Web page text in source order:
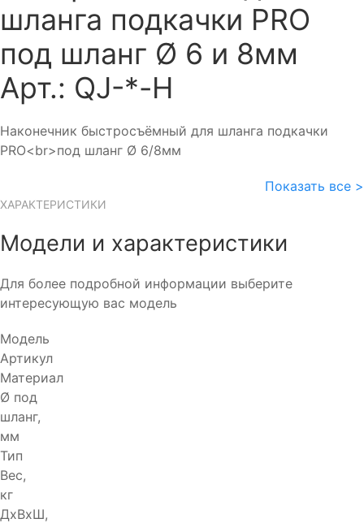
шланга подкачки PRO
под шланг Ø 6 и 8мм
Арт.: QJ-*-Н
Наконечник быстросъёмный для шланга подкачки
PRO<br>под шланг Ø 6/8мм
Показать все >
ХАРАКТЕРИСТИКИ
Модели и характеристики
Для более подробной информации выберите
интересующую вас модель
Модель
Артикул
Материал
Ø под
шланг,
мм
Тип
Вес,
кг
ДхВхШ,